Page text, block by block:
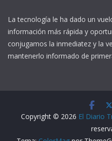
La tecnología le ha dado un
información más rápida y
conjugamos la inmediatez y la
mantenerlo informado de
Copyright © 2026 El Diario